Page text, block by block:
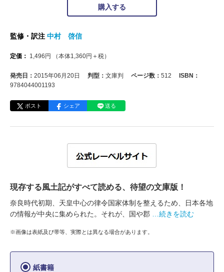
購入する
監修・訳注 中村 啓信
定価： 1,496 円 （本体1,360円＋税）
発売日： 2015年06月20日 判型： 文庫判 ページ数： 512
ISBN：
9784044001193
ポスト シェア 送る
現存する風土記がすべて読める、待望の文庫版！
奈良時代初期、天皇中心の律令国家体制を整えるため、日本各地
の情報が中央に集められた。それが、国や郡
…続きを読む
※画像は表紙及び帯等、実際とは異なる場合があります。
紙書籍